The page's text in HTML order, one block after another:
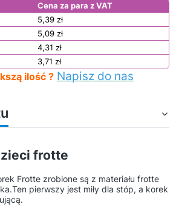
Cena za para z VAT
5,39 zł
5,09 zł
4,31 zł
3,71 zł
ilość ? Napisz do nas
frotte
Frotte zrobione są z materiału frotte
pierwszy jest miły dla stóp, a korek